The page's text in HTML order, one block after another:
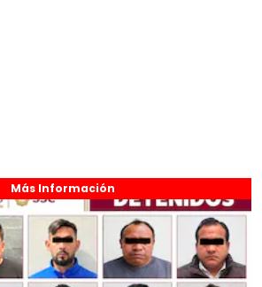
Más Información